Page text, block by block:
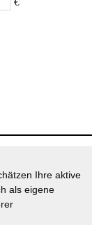
Ihre aktive
als eigene